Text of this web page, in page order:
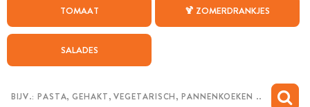
TOMAAT 🍹 ZOMERDRANKJES
SALADES
WEEKMENU
CHAT MET MAIA